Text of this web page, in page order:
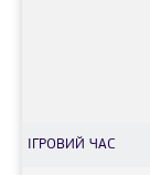
IГРОВИЙ ЧАС